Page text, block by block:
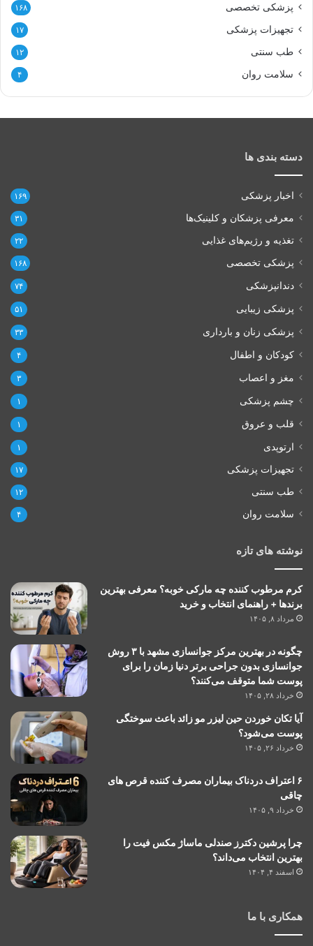
پزشکی تخصصی ۱۶۸
تجهیزات پزشکی ۱۷
طب سنتی ۱۲
سلامت روان ۴
دسته بندی ها
اخبار پزشکی ۱۶۹
معرفی پزشکان و کلینیک‌ها ۳۱
تغذیه و رژیم‌های غذایی ۲۲
پزشکی تخصصی ۱۶۸
دندانپزشکی ۷۴
پزشکی زیبایی ۵۱
پزشکی زنان و بارداری ۳۳
کودکان و اطفال ۴
مغز و اعصاب ۳
چشم پزشکی ۱
قلب و عروق ۱
ارتوپدی ۱
تجهیزات پزشکی ۱۷
طب سنتی ۱۲
سلامت روان ۴
نوشته های تازه
کرم مرطوب کننده چه مارکی خوبه؟ معرفی بهترین
برندها + راهنمای انتخاب و خرید
مرداد ۸, ۱۴۰۵
چگونه در بهترین مرکز جوانسازی مشهد با ۳ روش
جوانسازی بدون جراحی برتر دنیا زمان را برای
پوست شما متوقف می‌کنند؟
خرداد ۲۸, ۱۴۰۵
آیا تکان خوردن حین لیزر مو زائد باعث سوختگی
پوست می‌شود؟
خرداد ۲۶, ۱۴۰۵
۶ اعتراف دردناک بیماران مصرف کننده قرص های
چاقی
خرداد ۹, ۱۴۰۵
چرا پرشین دکترز صندلی ماساژ مکس فیت را
بهترین انتخاب می‌داند؟
اسفند ۴, ۱۴۰۴
همکاری با ما